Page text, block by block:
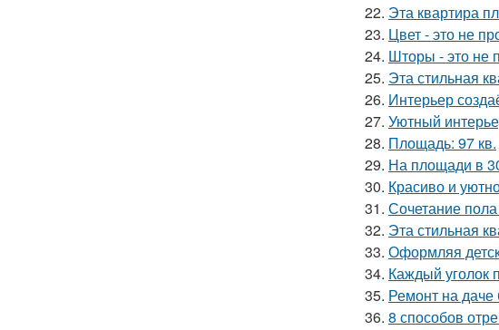
22. Эта квартира
23. Цвет - это не
24. Шторы - это не
25. Эта стильная
26. Интерьер
27. Уютный
28. Площадь: 97 кв.
29. На площади в
30. Красиво и
31. Сочетание
32. Эта стильная
33. Оформляя
34. Каждый уголок
35. Ремонт на даче
36. 8 способов